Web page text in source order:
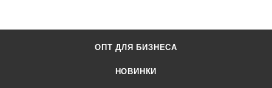
ОПТ ДЛЯ БИЗНЕСА
НОВИНКИ